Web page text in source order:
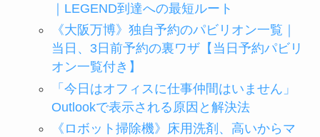
｜LEGEND到達への最短ルート
《大阪万博》独自予約のパビリオン一覧｜
当日、3日前予約の裏ワザ【当日予約パビリ
オン一覧付き】
「今日はオフィスに仕事仲間はいません」
Outlookで表示される原因と解決法
《ロボット掃除機》床用洗剤、高いからマ